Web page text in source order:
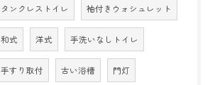
タンクレストイレ 袖付きウォシュレット
和式 洋式 手洗いなしトイレ
手すり取付 古い浴槽 門灯